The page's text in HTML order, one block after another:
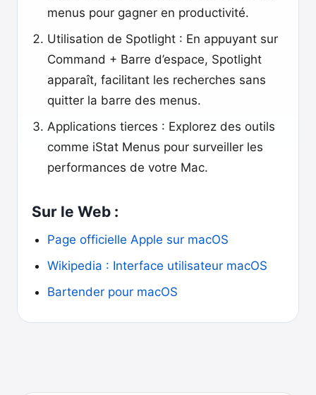
menus pour gagner en productivité.
Utilisation de Spotlight : En appuyant sur
Command + Barre d’espace, Spotlight
apparaît, facilitant les recherches sans
quitter la barre des menus.
Applications tierces : Explorez des outils
comme iStat Menus pour surveiller les
performances de votre Mac.
Sur le Web :
Page officielle Apple sur macOS
Wikipedia : Interface utilisateur macOS
Bartender pour macOS